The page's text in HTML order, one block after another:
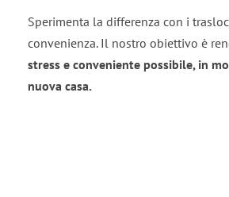
Sperimenta la differenza con i
convenienza. Il nostro obiettivo è
stress e conveniente possibile, in
nuova casa.